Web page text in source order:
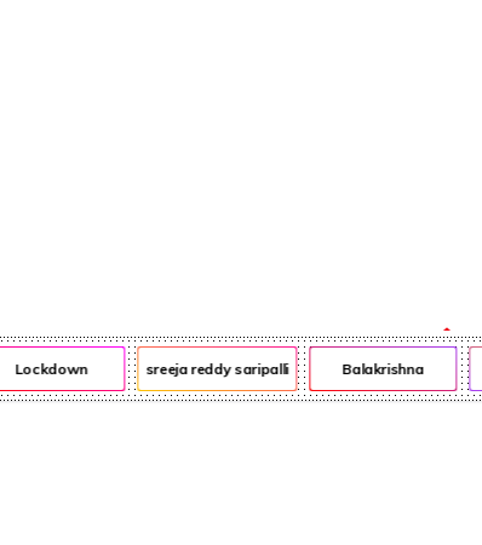
Lockdown sreeja reddy saripalli Balakrishna